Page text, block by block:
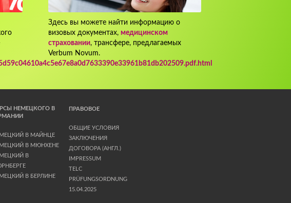
Здесь вы можете найти информацию о
визовых документах, медицинском
страховании, трансфере, предлагаемых
Verbum Novum.
НЕМЕЦКОГО В
В МАЙНЦЕ
В МЮНХЕНЕ
В
В БЕРЛИНЕ
ПРАВОВОЕ
ОБЩИЕ УСЛОВИЯ
ЗАКЛЮЧЕНИЯ
ДОГОВОРА (АНГЛ.)
IMPRESSUM
TELC
PRÜFUNGSORDNUNG
15.04.2025